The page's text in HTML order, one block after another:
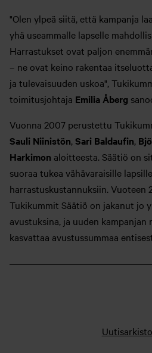
"Olen ylpeä siitä, että kampanja
yhä useammalle lapselle
Harrastukset ovat paljon
– ne ovat keino rakentaa
ja tulevaisuuden uskoa",
toimitusjohtaja Emilia Åberg
Vuonna 2007 perustettu
Sauli Niinistön, Sari Baldaufin,
Harkimon aloitteesta. Säätiö on
suoraa tukea vähävaraisille
harrastuskustannuksiin. Vuoteen
Tukikummit Säätiö on jakanut jo
avustuksina, ja uuden
kasvattaa avustussummaa
Uutisarkisto